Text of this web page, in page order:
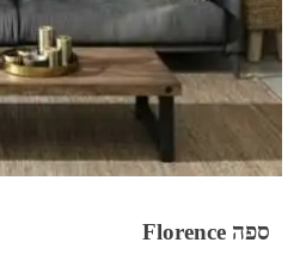
ספה Florence